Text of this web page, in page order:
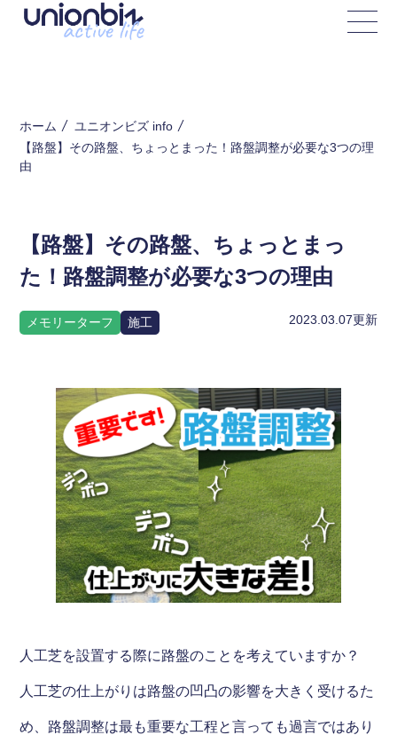
ホーム
ユニオンビズ info
【路盤】その路盤、ちょっとまった！路盤調整が必要な3つの理
由
【路盤】その路盤、ちょっとまっ
た！路盤調整が必要な3つの理由
メモリーターフ 施工 2023.03.07更新
人工芝を設置する際に路盤のことを考えていますか？
人工芝の仕上がりは路盤の凹凸の影響を大きく受けるた
め、路盤調整は最も重要な工程と言っても過言ではあり